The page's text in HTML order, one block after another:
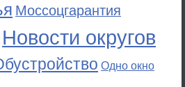
Моссоцгарантия
Новости округов
Одно окно